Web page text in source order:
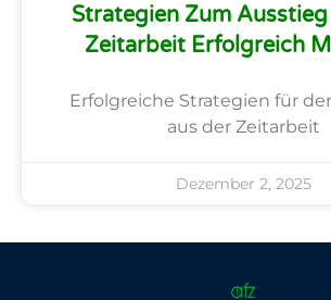
Strategien Zum
Zeitarbeit Erfolgreich
Erfolgreiche Strategien für
aus der Zeitarbeit
Dezember 2, 2025